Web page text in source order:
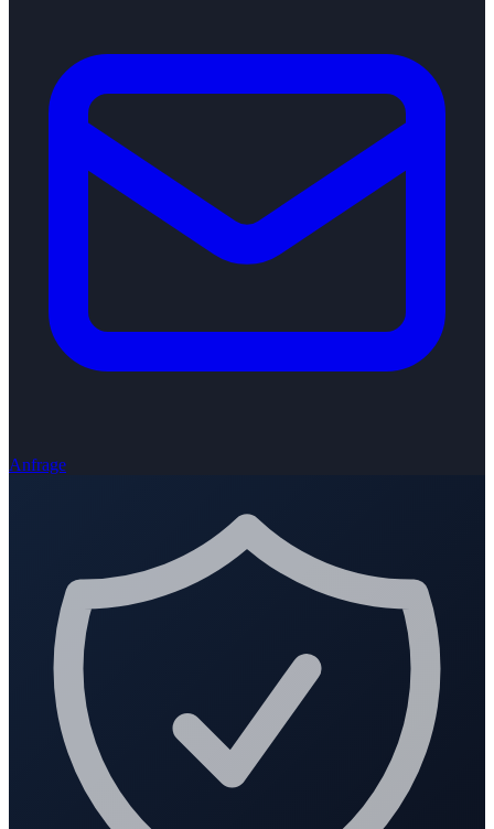
Anfrage